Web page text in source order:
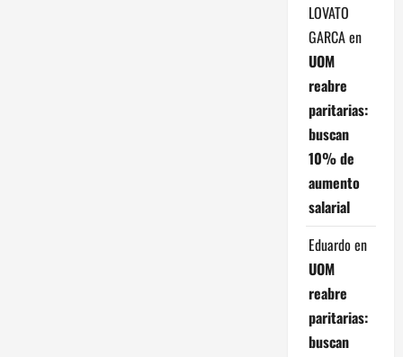
LOVATO
GARCAen
UOM
reabre
paritarias:
buscan
10% de
aumento
salarial
Eduardo en
UOM
reabre
paritarias:
buscan